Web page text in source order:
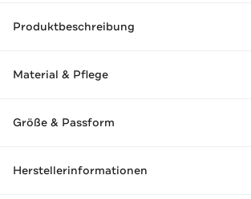
Produktbeschreibung
Material & Pflege
Größe & Passform
Herstellerinformationen